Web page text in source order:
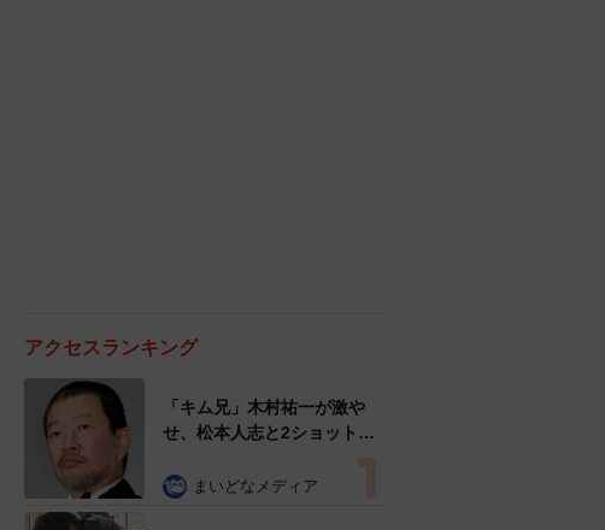
アクセスランキング
「キム兄」木村祐一が激や
せ、松本人志と2ショット
「テキヤの兄さん」
まいどなメディア